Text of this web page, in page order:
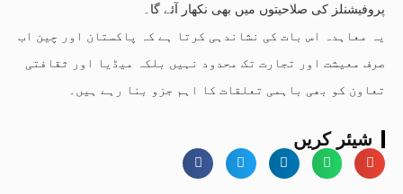
پروفیشنلز کی صلاحیتوں میں بھی نکھار آئے گا۔
یہ معاہدہ اس بات کی نشاندہی کرتا ہے کہ پاکستان اور چین اب
صرف معیشت اور تجارت تک محدود نہیں بلکہ میڈیا اور ثقافتی
تعاون کو بھی باہمی تعلقات کا اہم جزو بنا رہے ہیں۔
شیئر کریں